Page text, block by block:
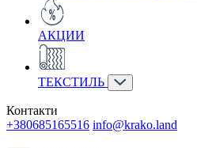
АКЦИИ
ТЕКСТИЛЬ
Контакти
+380685165516 info@krako.land